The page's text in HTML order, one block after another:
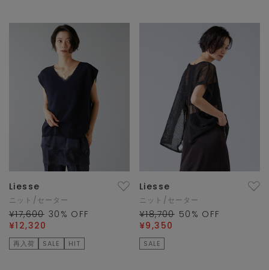
Liesse
ニット/セーター
¥17,600 30 % OFF
¥12,320
再入荷 SALE HIT
Liesse
ニット/セーター
¥18,700 50 % OFF
¥9,350
SALE